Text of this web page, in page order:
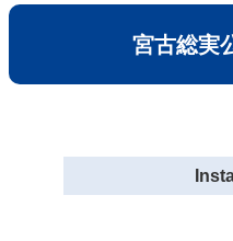
宮古総実